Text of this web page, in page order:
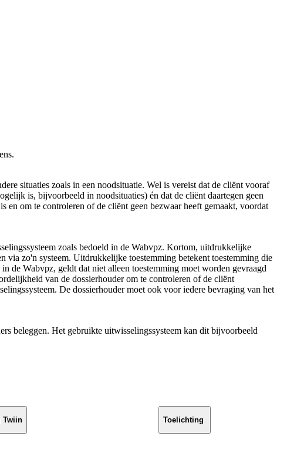
situaties zoals in een noodsituatie. Wel is vereist dat de cliënt vooraf
is, bijvoorbeeld in noodsituaties) én dat de cliënt daartegen geen
en om te controleren of de cliënt geen bezwaar heeft gemaakt, voordat
zoals bedoeld in de Wabvpz. Kortom, uitdrukkelijke
via zo'n systeem. Uitdrukkelijke toestemming betekent toestemming die
de Wabvpz, geldt dat niet alleen toestemming moet worden gevraagd
van de dossierhouder om te controleren of de cliënt
De dossierhouder moet ook voor iedere bevraging van het
beleggen. Het gebruikte uitwisselingssysteem kan dit bijvoorbeeld
Twiin Toelichting